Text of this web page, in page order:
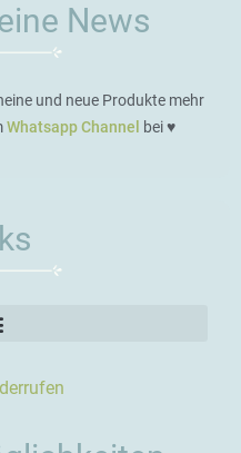
News
und neue Produkte mehr
Whatsapp Channel bei ♥️